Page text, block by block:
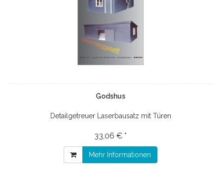
Godshus
Detailgetreuer Laserbausatz mit Türen
33,06 € *
Mehr Informationen